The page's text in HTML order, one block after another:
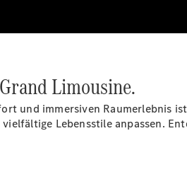
Limousine.
und immersiven Raumerlebnis
Lebensstile anpassen.